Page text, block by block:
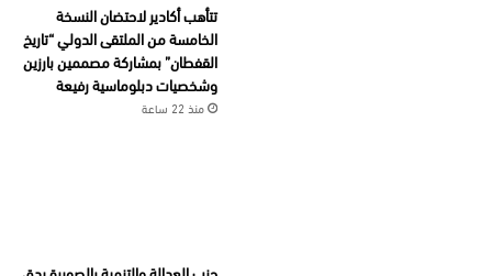
تتأهب أكادير لاحتضان النسخة
الخامسة من الملتقى الدولي “تاريخ
القفطان” بمشاركة مصممين بارزين
وشخصيات دبلوماسية رفيعة
منذ 22 ساعة